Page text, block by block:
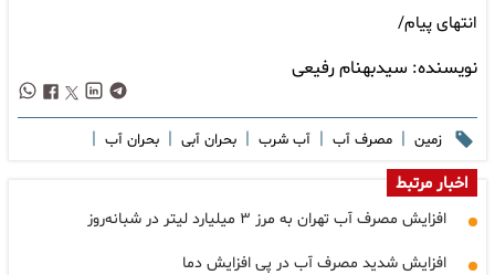
انتهای پیام/
نویسنده: سیدبهنام رفیعی
زمین | مصرف آب | آب شرب | بحران آبی | بحران آب |
اخبار مرتبط
افزایش مصرف آب تهران به مرز ۳ میلیارد لیتر در شبانه‌روز
افزایش شدید مصرف آب در پی افزایش دما